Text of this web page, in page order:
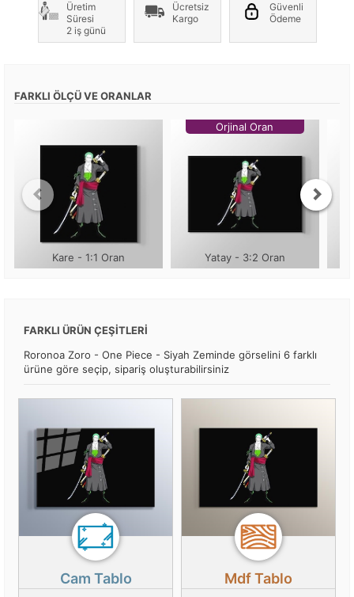
Üretim
Süresi
2 iş günü
Ücretsiz
Kargo
Güvenli
Ödeme
FARKLI ÖLÇÜ VE ORANLAR
Kare - 1:1 Oran
Orjinal Oran
Yatay - 3:2 Oran
FARKLI ÜRÜN ÇEŞİTLERİ
Roronoa Zoro - One Piece - Siyah Zeminde görselini 6 farklı
ürüne göre seçip, sipariş oluşturabilirsiniz
Cam Tablo Mdf Tablo